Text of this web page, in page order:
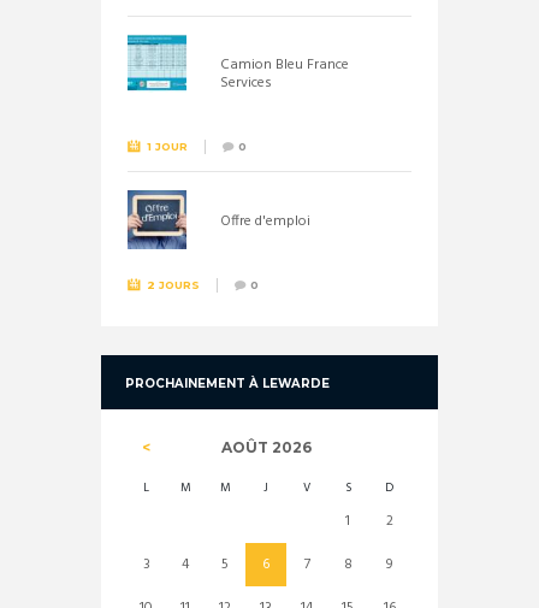
Camion Bleu France
Services
1 JOUR 0
Offre d'emploi
2 JOURS 0
PROCHAINEMENT À LEWARDE
AOÛT 2026
L M M J V S D
1
2
3
4 5 6 7 8
9